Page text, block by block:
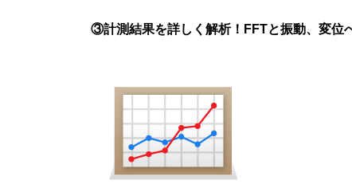
③計測結果を詳しく解析！FFTと振動、変位